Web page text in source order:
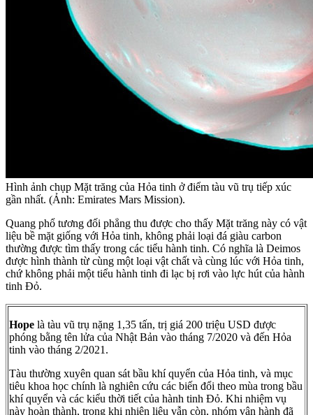
Hình ảnh chụp Mặt trăng của Hỏa tinh ở điểm tàu vũ trụ tiếp xúc
gần nhất. (Ảnh: Emirates Mars Mission).
Quang phổ tương đối phẳng thu được cho thấy Mặt trăng này có vật
liệu bề mặt giống với Hỏa tinh, không phải loại đá giàu carbon
thường được tìm thấy trong các tiểu hành tinh. Có nghĩa là Deimos
được hình thành từ cùng một loại vật chất và cùng lúc với Hỏa tinh,
chứ không phải một tiểu hành tinh đi lạc bị rơi vào lực hút của hành
tinh Đỏ.
Hope là tàu vũ trụ nặng 1,35 tấn, trị giá 200 triệu USD được
phóng bằng tên lửa của Nhật Bản vào tháng 7/2020 và đến Hỏa
tinh vào tháng 2/2021.
Tàu thường xuyên quan sát bầu khí quyển của Hỏa tinh, và mục
tiêu khoa học chính là nghiên cứu các biến đổi theo mùa trong bầu
khí quyển và các kiểu thời tiết của hành tinh Đỏ. Khi nhiệm vụ
này hoàn thành, trong khi nhiên liệu vẫn còn, nhóm vận hành đã